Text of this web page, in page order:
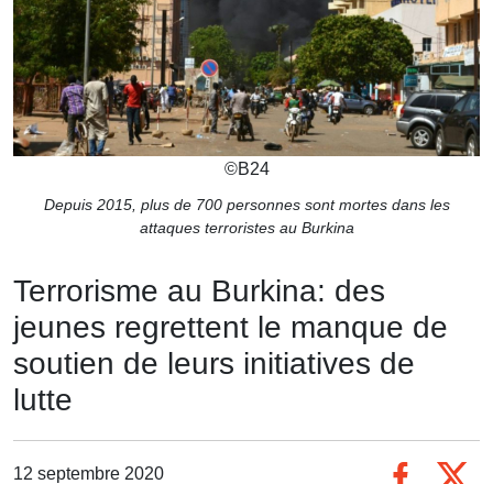
©B24
Depuis 2015, plus de 700 personnes sont mortes dans les
attaques terroristes au Burkina
Terrorisme au Burkina: des
jeunes regrettent le manque de
soutien de leurs initiatives de
lutte
12 septembre 2020